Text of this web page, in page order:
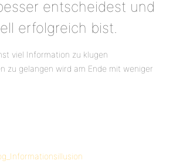
entscheidest und
erfolgreich bist.
viel Information zu klugen
zu gelangen wird am Ende mit weniger